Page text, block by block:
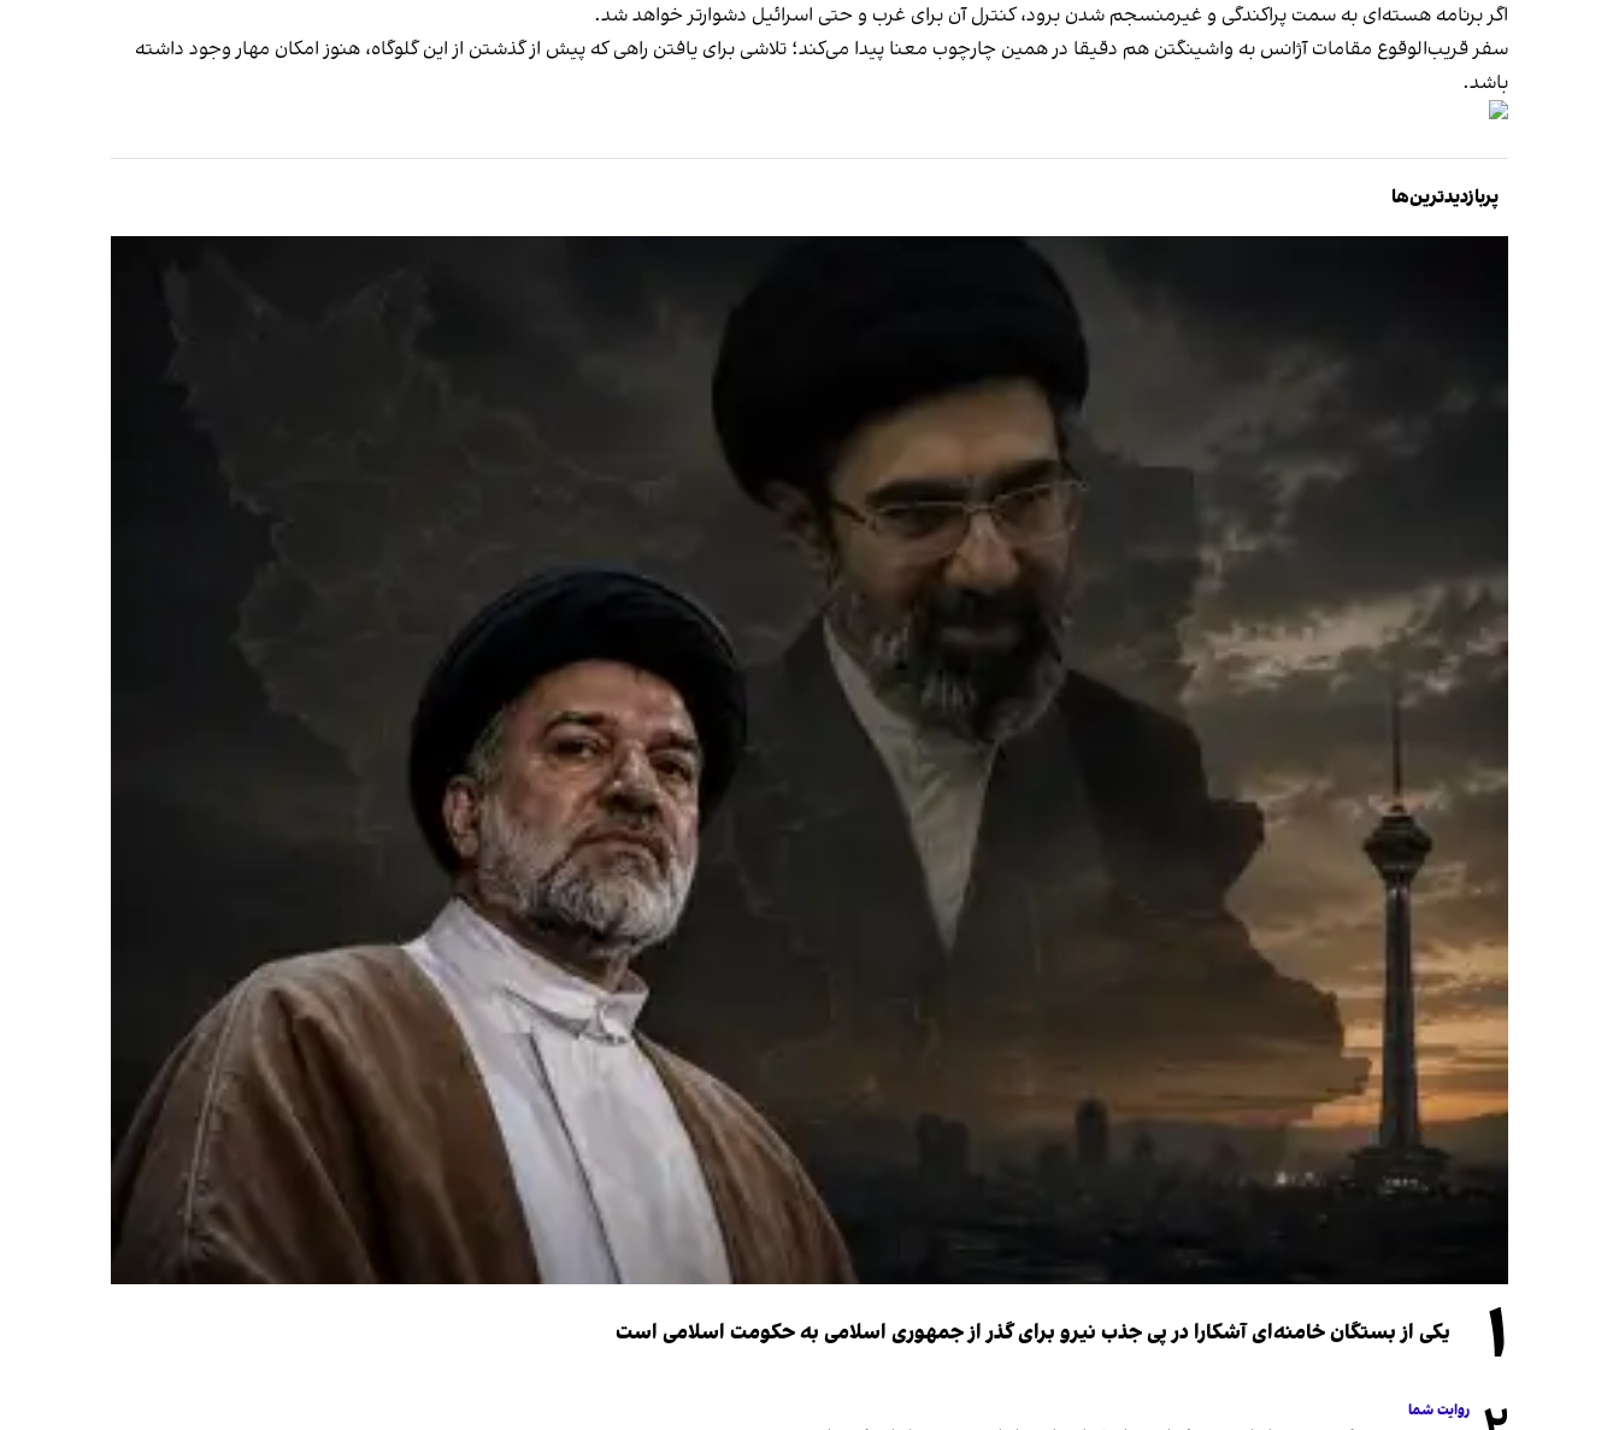
اگر برنامه هسته‌ای به سمت پراکندگی و غیرمنسجم شدن برود، کنترل آن برای غرب و حتی اسرائیل دشوارتر خواهد شد.
سفر قریب‌الوقوع مقامات آژانس به واشینگتن هم دقیقا در همین چارچوب معنا پیدا می‌کند؛ تلاشی برای یافتن راهی که پیش از گذشتن از این گلوگاه، هنوز امکان مهار وجود داشته
باشد.
پربازدیدترین‌ها
۱ یکی از بستگان خامنه‌ای آشکارا در پی جذب نیرو برای گذر از جمهوری اسلامی به حکومت اسلامی است
روایت شما